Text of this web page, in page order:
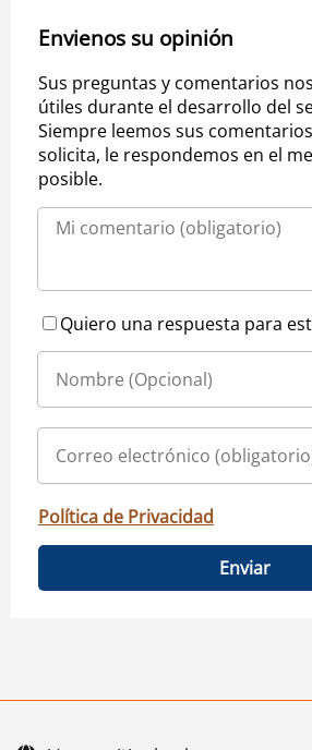
Envienos su opinión
Sus preguntas y comentarios
útiles durante el desarrollo del
Siempre leemos sus
solicita, le respondemos en el
posible.
Quiero una respuesta para
Política de Privacidad
Enviar